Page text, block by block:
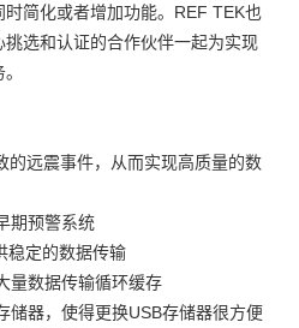
简化或者增加功能。REF TEK也
选和认证的合作伙伴一起为实现
远震事件，从而实现高质量的数
期预警系统
稳定的数据传输
量数据传输循环缓存
器，使得更换USB存储器很方便